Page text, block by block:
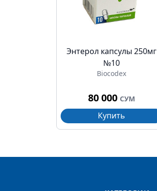
Энтерол капсулы 250мг
№10
Biocodex
80 000 СУМ
Купить